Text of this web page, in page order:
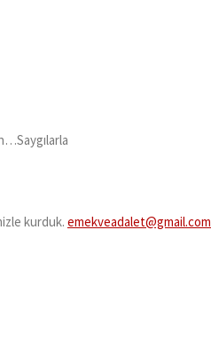
kurduk. emekveadalet@gmail.com